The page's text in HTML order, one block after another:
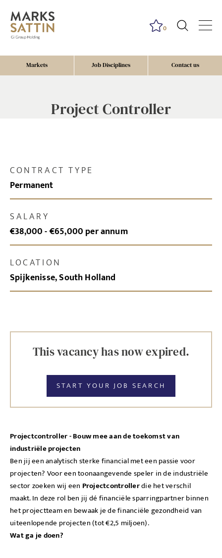
Markets Job Disciplines Contact us
0
Project Controller
CONTRACT TYPE
Permanent
SALARY
€38,000 - €65,000 per annum
LOCATION
Spijkenisse, South Holland
This vacancy has now expired.
START YOUR JOB SEARCH
Projectcontroller - Bouw mee aan de toekomst van
industriële projecten
Ben jij een analytisch sterke financial met een passie voor
projecten? Voor een toonaangevende speler in de industriële
sector zoeken wij een Projectcontrollerdie het verschil
maakt. In deze rol ben jij dé financiële sparringpartner binnen
het projectteam en bewaak je de financiële gezondheid van
uiteenlopende projecten (tot €2,5 miljoen).
Wat ga je doen?